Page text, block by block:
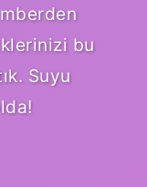
bu
Suyu